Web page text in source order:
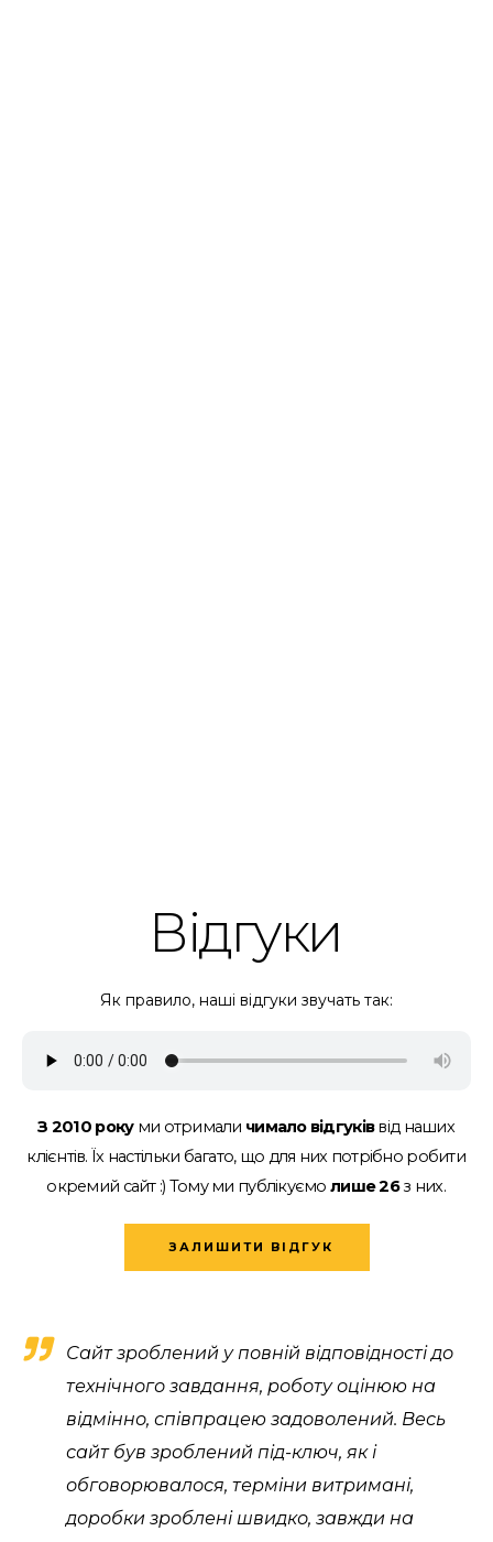
Відгуки
Як правило, наші відгуки звучать так:
З 2010 рокуми отримали чимало відгуківвід наших
клієнтів. Їх настільки багато, що для них потрібно робити
окремий сайт :) Тому ми публікуємолише 26з них.
ЗАЛИШИТИ ВІДГУК
Сайт зроблений у повній відповідності до
технічного завдання, роботу оцінюю на
відмінно, співпрацею задоволений. Весь
сайт був зроблений під-ключ, як і
обговорювалося, терміни витримані,
доробки зроблені швидко, завжди на